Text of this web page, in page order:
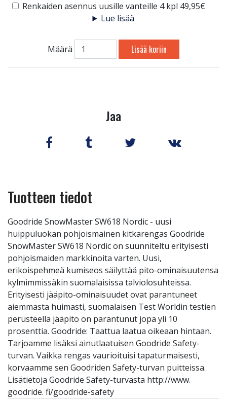
Renkaiden asennus uusille vanteille 4 kpl 49,95€
Lue lisää
Määrä Lisää koriin
Jaa
Tuotteen tiedot
Goodride SnowMaster SW618 Nordic - uusi
huippuluokan pohjoismainen kitkarengas Goodride
SnowMaster SW618 Nordic on suunniteltu erityisesti
pohjoismaiden markkinoita varten. Uusi,
erikoispehmeä kumiseos säilyttää pito-ominaisuutensa
kylmimmissäkin suomalaisissa talviolosuhteissa.
Erityisesti jääpito-ominaisuudet ovat parantuneet
aiemmasta huimasti, suomalaisen Test Worldin testien
perusteella jääpito on parantunut jopa yli 10
prosenttia. Goodride: Taattua laatua oikeaan hintaan.
Tarjoamme lisäksi ainutlaatuisen Goodride Safety-
turvan. Vaikka rengas vaurioituisi tapaturmaisesti,
korvaamme sen Goodriden Safety-turvan puitteissa.
Lisätietoja Goodride Safety-turvasta http://www.
goodride. fi/goodride-safety